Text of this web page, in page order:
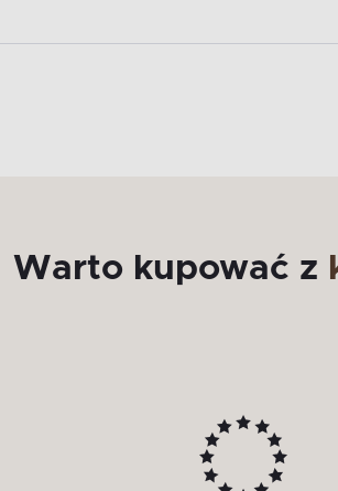
Warto kupować z